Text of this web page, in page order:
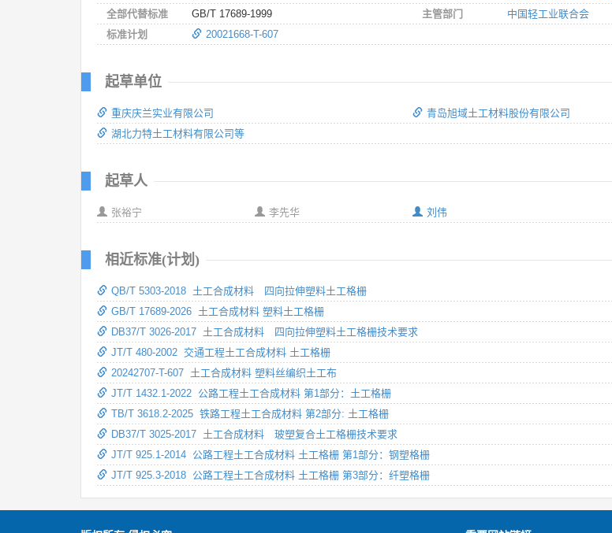
全部代替标准
GB/T 17689-1999
标准计划
20021668-T-607
主管部门
中国轻工业联合会
起草单位
重庆庆兰实业有限公司
湖北力特土工材料有限公司等
青岛旭域土工材料股份有限公司
起草人
张裕宁 李先华 刘伟
相近标准(计划)
QB/T 5303-2018 土工合成材料 四向拉伸塑料土工格栅
GB/T 17689-2026 土工合成材料 塑料土工格栅
DB37/T 3026-2017 土工合成材料 四向拉伸塑料土工格栅技术要求
JT/T 480-2002 交通工程土工合成材料 土工格栅
20242707-T-607 土工合成材料 塑料丝编织土工布
JT/T 1432.1-2022 公路工程土工合成材料 第1部分：土工格栅
TB/T 3618.2-2025 铁路工程土工合成材料 第2部分: 土工格栅
DB37/T 3025-2017 土工合成材料 玻塑复合土工格栅技术要求
JT/T 925.1-2014 公路工程土工合成材料 土工格栅 第1部分：钢塑格栅
JT/T 925.3-2018 公路工程土工合成材料 土工格栅 第3部分：纤塑格栅